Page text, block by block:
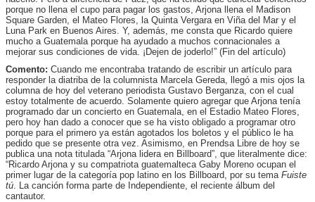
porque no llena el cupo para pagar los gastos, Arjona llena el Madison
Square Garden, el Mateo Flores, la Quinta Vergara en Viña del Mar y el
Luna Park en Buenos Aires. Y, además, me consta que Ricardo quiere
mucho a Guatemala porque ha ayudado a muchos connacionales a
mejorar sus condiciones de vida. ¡Dejen de joderlo!” (Fin del artículo)
Comento: Cuando me encontraba tratando de escribir un artículo para
responder la diatriba de la columnista Marcela Gereda, llegó a mis ojos la
columna de hoy del veterano periodista Gustavo Berganza, con el cual
estoy totalmente de acuerdo. Solamente quiero agregar que Arjona tenía
programado dar un concierto en Guatemala, en el Estadio Mateo Flores,
pero hoy han dado a conocer que se ha visto obligado a programar otro
porque para el primero ya están agotados los boletos y el público le ha
pedido que se presente otra vez. Asimismo, en Prendsa Libre de hoy se
publica una nota titulada “Arjona lidera en Billboard”, que literalmente dice:
“Ricardo Arjona y su compatriota guatemalteca Gaby Moreno ocupan el
primer lugar de la categoría pop latino en los Billboard, por su tema Fuiste
tú. La canción forma parte de Independiente, el reciente álbum del
cantautor.